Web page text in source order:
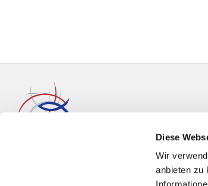
Diese
Wir
anbieten zu